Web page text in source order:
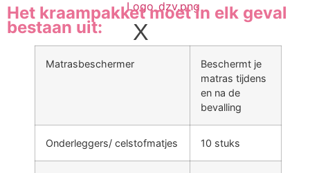
X
Het kraampakket moet in elk geval
bestaan uit:
Matrasbeschermer
Beschermt je
matras tijdens
en na de
bevalling
Onderleggers/ celstofmatjes 10 stuks